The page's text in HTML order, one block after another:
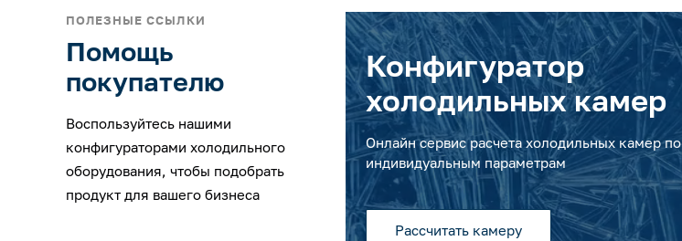
ПОЛЕЗНЫЕ ССЫЛКИ
Помощь
покупателю
Воспользуйтесь нашими
конфигураторами холодильного
оборудования, чтобы подобрать
продукт для вашего бизнеса
Конфигуратор
холодильных камер
Онлайн сервис расчета холодильных камер по
индивидуальным параметрам
Рассчитать камеру